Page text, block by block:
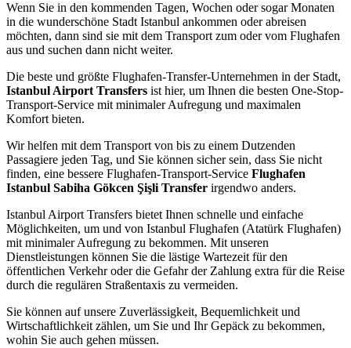
Wenn Sie in den kommenden Tagen, Wochen oder sogar Monaten
in die wunderschöne Stadt Istanbul ankommen oder abreisen
möchten, dann sind sie mit dem Transport zum oder vom Flughafen
aus und suchen dann nicht weiter.
Die beste und größte Flughafen-Transfer-Unternehmen in der Stadt,
Istanbul Airport Transfers ist hier, um Ihnen die besten One-Stop-
Transport-Service mit minimaler Aufregung und maximalen
Komfort bieten.
Wir helfen mit dem Transport von bis zu einem Dutzenden
Passagiere jeden Tag, und Sie können sicher sein, dass Sie nicht
finden, eine bessere Flughafen-Transport-Service Flughafen
Istanbul Sabiha Gökcen Şişli Transfer irgendwo anders.
Istanbul Airport Transfers bietet Ihnen schnelle und einfache
Möglichkeiten, um und von Istanbul Flughafen (Atatürk Flughafen)
mit minimaler Aufregung zu bekommen. Mit unseren
Dienstleistungen können Sie die lästige Wartezeit für den
öffentlichen Verkehr oder die Gefahr der Zahlung extra für die Reise
durch die regulären Straßentaxis zu vermeiden.
Sie können auf unsere Zuverlässigkeit, Bequemlichkeit und
Wirtschaftlichkeit zählen, um Sie und Ihr Gepäck zu bekommen,
wohin Sie auch gehen müssen.